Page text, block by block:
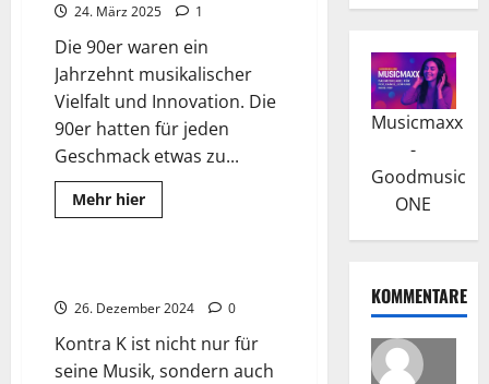
24. März 2025 1
Die 90er waren ein
Jahrzehnt musikalischer
Vielfalt und Innovation. Die
90er hatten für jeden
Geschmack etwas zu...
Mehr hierRead
more
Wissenswertes
26. Dezember 2024 0
Kontra K ist nicht nur für
seine Musik, sondern auch
Musicmaxx
-
Goodmusic
ONE
KOMMENTARE